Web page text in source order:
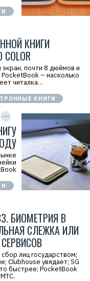
КНИГИ
COLOR
почти 8 дюймов и
– насколько
читалка…
КНИГИ
Р
е
л
а
а
E
r
i
d
=
C
Y
I
D
БИОМЕТРИЯ В
СЛЕЖКА ИЛИ
лиц государством;
Clubhouse увядает; 5G
быстрее; PocketBook